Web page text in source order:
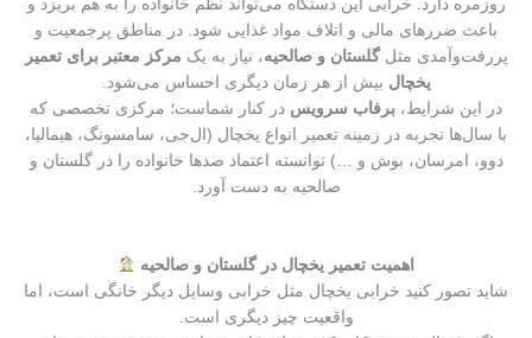
روزمره دارد. خرابی این دستگاه می‌تواند نظم خانواده را به هم بریزد و
باعث ضررهای مالی و اتلاف مواد غذایی شود. در مناطق پرجمعیت و
پررفت‌وآمدی مثلگلستان و صالحیه، نیاز به یک مرکز معتبر برای تعمیر
یخچال بیش از هر زمان دیگری احساس می‌شود.
در این شرایط، برفاب سرویس در کنار شماست؛ مرکزی تخصصی که
با سال‌ها تجربه در زمینه تعمیر انواع یخچال‌ (ال‌جی، سامسونگ، هیمالیا،
دوو، امرسان، بوش و …) توانسته اعتماد صدها خانواده را در گلستان و
صالحیه به دست آورد.
اهمیت تعمیر یخچال در گلستان و صالحیه
شاید تصور کنید خرابی یخچال مثل خرابی وسایل دیگر خانگی است، اما
واقعیت چیز دیگری است.